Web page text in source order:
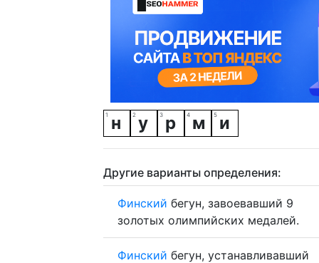
н у р м и
Другие варианты определения:
Финский бегун, завоевавший 9
золотых олимпийских медалей.
Финский бегун, устанавливавший